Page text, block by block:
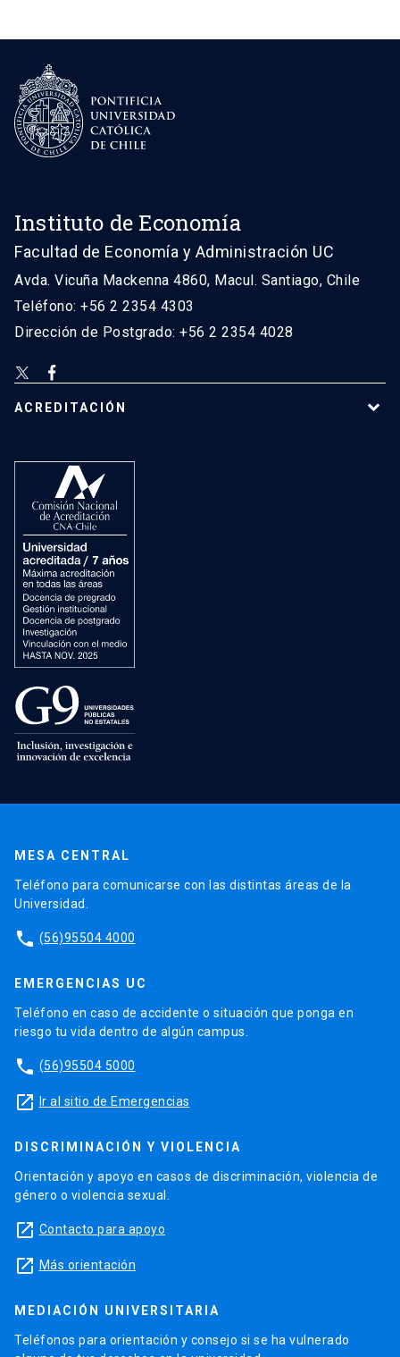
Instituto de Economía
Facultad de Economía y Administración UC
Avda. Vicuña Mackenna 4860, Macul. Santiago, Chile
Teléfono: +56 2 2354 4303
Dirección de Postgrado: +56 2 2354 4028
ACREDITACIÓN
MESA CENTRAL
Teléfono para comunicarse con las distintas áreas de la
Universidad.
phone (56)95504 4000
EMERGENCIAS UC
Teléfono en caso de accidente o situación que ponga en
riesgo tu vida dentro de algún campus.
phone (56)95504 5000
launch Ir al sitio de Emergencias
DISCRIMINACIÓN Y VIOLENCIA
Orientación y apoyo en casos de discriminación, violencia de
género o violencia sexual.
launch Contacto para apoyo
launch Más orientación
MEDIACIÓN UNIVERSITARIA
Teléfonos para orientación y consejo si se ha vulnerado